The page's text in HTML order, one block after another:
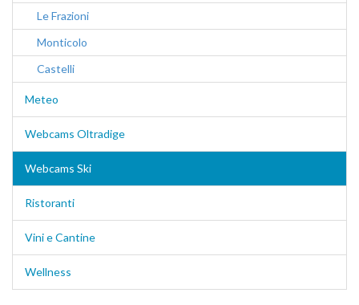
Le Frazioni
Monticolo
Castelli
Meteo
Webcams Oltradige
Webcams Ski
Ristoranti
Vini e Cantine
Wellness